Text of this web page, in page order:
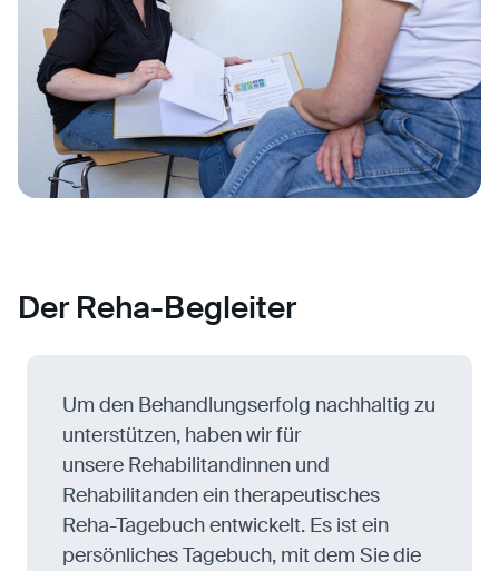
Der Reha-Begleiter
Um den Behandlungserfolg nachhaltig zu
unterstützen, haben wir für
unsere Rehabilitandinnen und
Rehabilitanden ein therapeutisches
Reha-Tagebuch entwickelt. Es ist ein
persönliches Tagebuch, mit dem Sie die